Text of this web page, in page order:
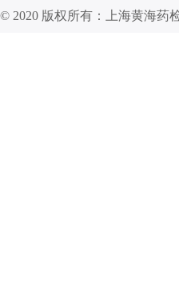
© 2020 版权所有：上海黄海药